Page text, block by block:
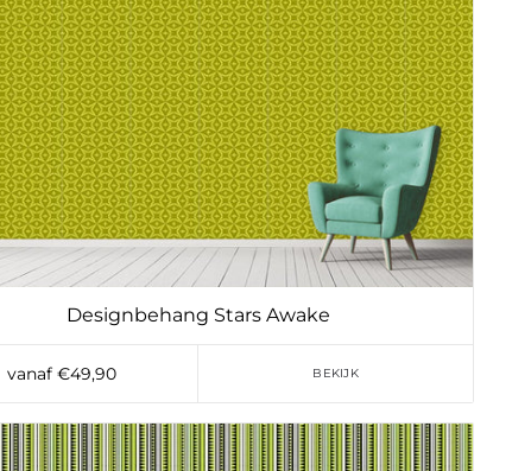
Toevoegen aan verlanglijst
Designbehang Stars Awake
vanaf €49,90 BEKIJK